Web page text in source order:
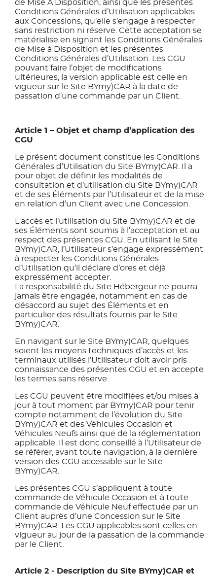
de Mise A Disposition, ainsi que les présentes
Conditions Générales d’Utilisation applicables
aux Concessions, qu’elle s’engage à respecter
sans restriction ni réserve. Cette acceptation se
matérialise en signant les Conditions Générales
de Mise à Disposition et les présentes
Conditions Générales d’Utilisation. Les CGU
pouvant faire l’objet de modifications
ultérieures, la version applicable est celle en
vigueur sur le Site BYmy)CAR à la date de
passation d’une commande par un Client.
Article 1 – Objet et champ d’application des
CGU
Le présent document constitue les Conditions
Générales d’Utilisation du Site BYmy)CAR. Il a
pour objet de définir les modalités de
consultation et d’utilisation du Site BYmy)CAR
et de ses Éléments par l’Utilisateur et de la mise
en relation d’un Client avec une Concession.
L'accès et l’utilisation du Site BYmy)CAR et de
ses Éléments sont soumis à l’acceptation et au
respect des présentes CGU. En utilisant le Site
BYmy)CAR, l’Utilisateur s’engage expressément
à respecter les Conditions Générales
d’Utilisation qu’il déclare d’ores et déjà
expressément accepter.
La responsabilité du Site Hébergeur ne pourra
jamais être engagée, notamment en cas de
désaccord au sujet des Éléments et en
particulier des résultats fournis par le Site
BYmy)CAR.
En navigant sur le Site BYmy)CAR, quelques
soient les moyens techniques d’accès et les
terminaux utilisés l’Utilisateur doit avoir pris
connaissance des présentes CGU et en accepte
les termes sans réserve.
Les CGU peuvent être modifiées et/ou mises à
jour à tout moment par BYmy)CAR pour tenir
compte notamment de l’évolution du Site
BYmy)CAR et des Véhicules Occasion et
Véhicules Neufs ainsi que de la réglementation
applicable. Il est donc conseillé à l’Utilisateur de
se référer, avant toute navigation, à la dernière
version des CGU accessible sur le Site
BYmy)CAR.
Les présentes CGU s’appliquent à toute
commande de Véhicule Occasion et à toute
commande de Véhicule Neuf effectuée par un
Client auprès d’une Concession sur le Site
BYmy)CAR. Les CGU applicables sont celles en
vigueur au jour de la passation de la commande
par le Client.
Article 2 - Description du Site BYmy)CAR et